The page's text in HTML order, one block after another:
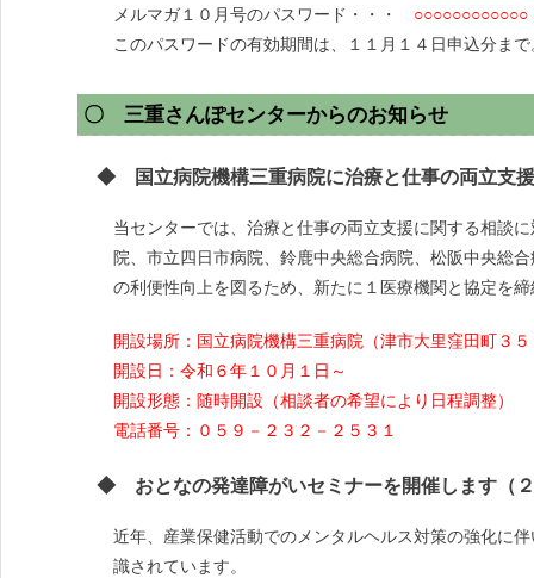
メルマガ１０月号のパスワード・・・ ○○○○○○○○○○○○
このパスワードの有効期間は、１１月１４日申込分ま
〇 三重さんぽセンターからのお知らせ
◆ 国立病院機構三重病院に治療と仕事の両立支
当センターでは、治療と仕事の両立支援に関する相談
院、市立四日市病院、鈴鹿中央総合病院、松阪中央総
の利便性向上を図るため、新たに１医療機関と協定を
開設場所：国立病院機構三重病院（津市大里窪田町３
開設日：令和６年１０月１日～
開設形態：随時開設（相談者の希望により日程調整）
電話番号：０５９－２３２－２５３１
◆ おとなの発達障がいセミナーを開催します
近年、産業保健活動でのメンタルヘルス対策の強化に
識されています。